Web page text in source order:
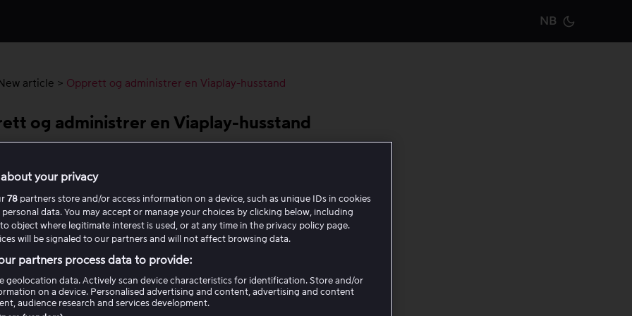
NB
article > Opprett og administrer en Viaplay-husstand
og administrer en Viaplay-husstand
på stedet der du vanligvis ser på Viaplay. Husstanden
ved å logge inn på Viaplay via en smart-TV, Apple TV eller en
TV-boks, og de mobile enhetene dine inkluderes
i husstanden ved å åpne appen jevnlig når du er hjemme og
beregnet for bruk innenfor én og samme husstand. For å gi alle
trygg og rettferdig opplevelse er det derfor ikke mulig å dele
your privacy
78 partners store and/or access information on a device, such as unique IDs in cookies
data. You may accept or manage your choices by clicking below, including
object where legitimate interest is used, or at any time in the privacy policy page.
will be signaled to our partners and will not affect browsing data.
partners process data to provide:
geolocation data. Actively scan device characteristics for identification. Store and/or
on a device. Personalised advertising and content, advertising and content
audience research and services development.